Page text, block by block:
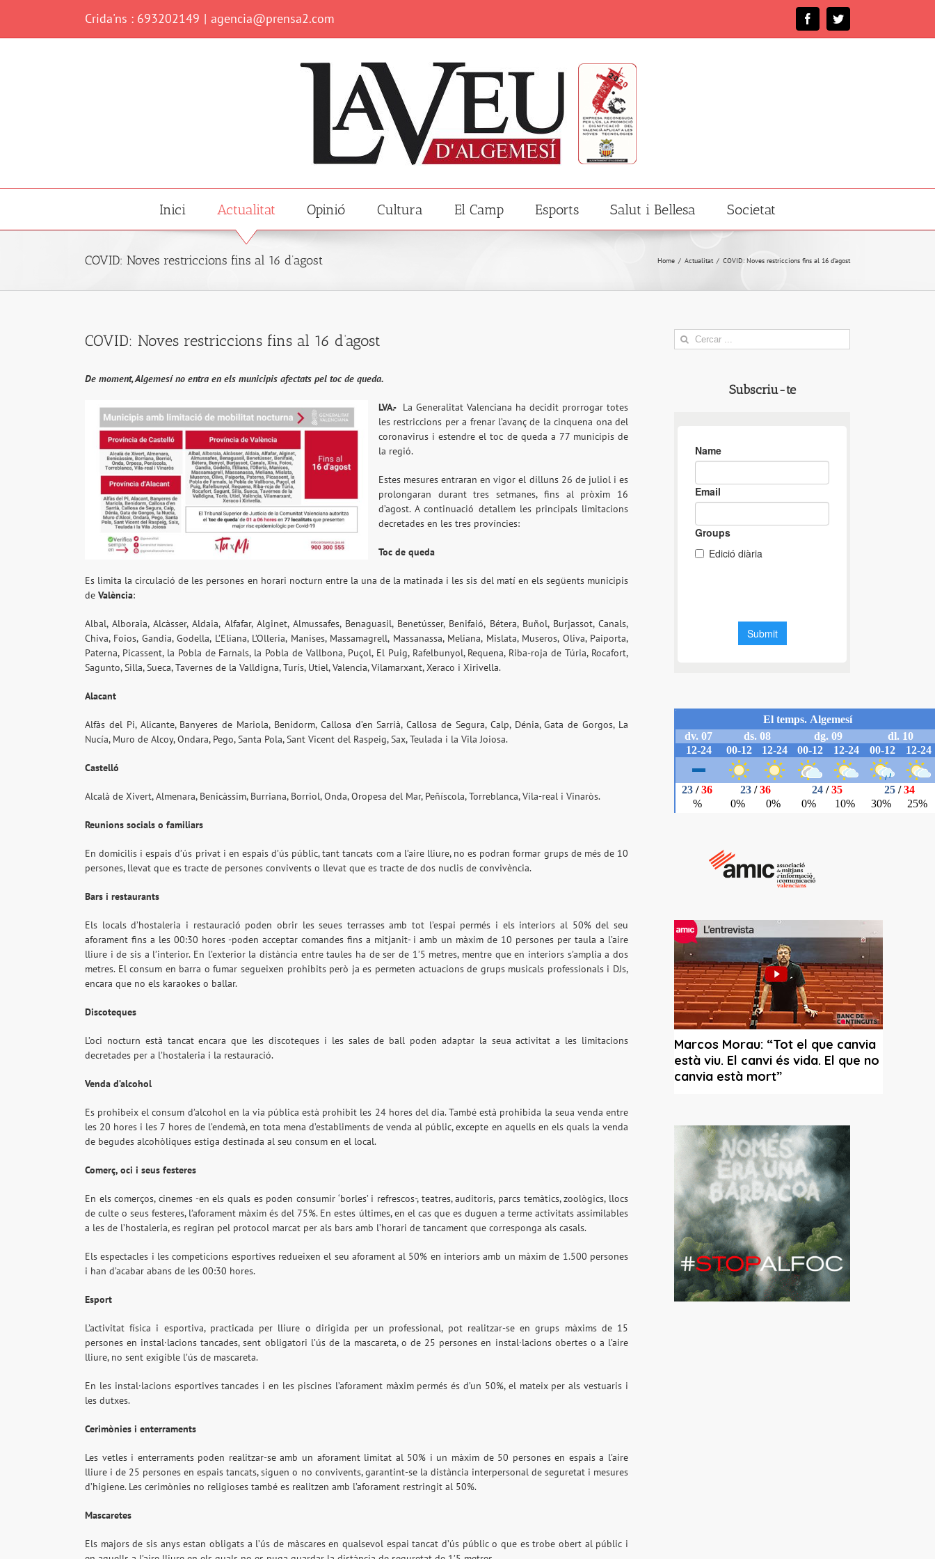
content
Crida'ns : 693202149 | agencia@prensa2.com FacebookTwitter
Inici Actualitat Opinió Cultura El Camp Esports Salut i Bellesa Societat
COVID: Noves restriccions fins al 16 d’agost Home / Actualitat / COVID: Noves restriccions fins al 16 d’agost
COVID: Noves restriccions fins al 16 d’agost
De moment, Algemesí no entra en els municipis afectats pel toc de queda.
LVA.- La Generalitat Valenciana ha decidit prorrogar totes
les restriccions per a frenar l’avanç de la cinquena ona del
coronavirus i estendre el toc de queda a 77 municipis de
la regió.
Estes mesures entraran en vigor el dilluns 26 de juliol i es
prolongaran durant tres setmanes, fins al pròxim 16
d’agost. A continuació detallem les principals limitacions
decretades en les tres províncies:
Toc de queda
Es limita la circulació de les persones en horari nocturn entre la una de la matinada i les sis del matí en els següents municipis
de València:
Albal, Alboraia, Alcàsser, Aldaia, Alfafar, Alginet, Almussafes, Benaguasil, Benetússer, Benifaió, Bétera, Buñol, Burjassot, Canals,
Chiva, Foios, Gandia, Godella, L’Eliana, L’Olleria, Manises, Massamagrell, Massanassa, Meliana, Mislata, Museros, Oliva, Paiporta,
Paterna, Picassent, la Pobla de Farnals, la Pobla de Vallbona, Puçol, El Puig, Rafelbunyol, Requena, Riba-roja de Túria, Rocafort,
Sagunto, Silla, Sueca, Tavernes de la Valldigna, Turís, Utiel, Valencia, Vilamarxant, Xeraco i Xirivella.
Alacant
Alfàs del Pi, Alicante, Banyeres de Mariola, Benidorm, Callosa d’en Sarrià, Callosa de Segura, Calp, Dénia, Gata de Gorgos, La
Nucía, Muro de Alcoy, Ondara, Pego, Santa Pola, Sant Vicent del Raspeig, Sax, Teulada i la Vila Joiosa.
Castelló
Alcalà de Xivert, Almenara, Benicàssim, Burriana, Borriol, Onda, Oropesa del Mar, Peñíscola, Torreblanca, Vila-real i Vinaròs.
Reunions socials o familiars
En domicilis i espais d’ús privat i en espais d’ús públic, tant tancats com a l’aire lliure, no es podran formar grups de més de 10
persones, llevat que es tracte de persones convivents o llevat que es tracte de dos nuclis de convivència.
Bars i restaurants
Els locals d’hostaleria i restauració poden obrir les seues terrasses amb tot l’espai permés i els interiors al 50% del seu
aforament fins a les 00:30 hores -poden acceptar comandes fins a mitjanit- i amb un màxim de 10 persones per taula a l’aire
lliure i de sis a l’interior. En l’exterior la distància entre taules ha de ser de 1’5 metres, mentre que en interiors s’amplia a dos
metres. El consum en barra o fumar segueixen prohibits però ja es permeten actuacions de grups musicals professionals i DJs,
encara que no els karaokes o ballar.
Discoteques
L’oci nocturn està tancat encara que les discoteques i les sales de ball poden adaptar la seua activitat a les limitacions
decretades per a l’hostaleria i la restauració.
Venda d’alcohol
Es prohibeix el consum d’alcohol en la via pública està prohibit les 24 hores del dia. També està prohibida la seua venda entre
les 20 hores i les 7 hores de l’endemà, en tota mena d’establiments de venda al públic, excepte en aquells en els quals la venda
de begudes alcohòliques estiga destinada al seu consum en el local.
Comerç, oci i seus festeres
En els comerços, cinemes -en els quals es poden consumir ‘borles’ i refrescos-, teatres, auditoris, parcs temàtics, zoològics, llocs
de culte o seus festeres, l’aforament màxim és del 75%. En estes últimes, en el cas que es duguen a terme activitats assimilables
a les de l’hostaleria, es regiran pel protocol marcat per als bars amb l’horari de tancament que corresponga als casals.
Els espectacles i les competicions esportives redueixen el seu aforament al 50% en interiors amb un màxim de 1.500 persones
i han d’acabar abans de les 00:30 hores.
Esport
L’activitat física i esportiva, practicada per lliure o dirigida per un professional, pot realitzar-se en grups màxims de 15
persones en instal·lacions tancades, sent obligatori l’ús de la mascareta, o de 25 persones en instal·lacions obertes o a l’aire
lliure, no sent exigible l’ús de mascareta.
En les instal·lacions esportives tancades i en les piscines l’aforament màxim permés és d’un 50%, el mateix per als vestuaris i
les dutxes.
Cerimònies i enterraments
Les vetles i enterraments poden realitzar-se amb un aforament limitat al 50% i un màxim de 50 persones en espais a l’aire
lliure i de 25 persones en espais tancats, siguen o no convivents, garantint-se la distància interpersonal de seguretat i mesures
d’higiene. Les cerimònies no religioses també es realitzen amb l’aforament restringit al 50%.
Mascaretes
Els majors de sis anys estan obligats a l’ús de màscares en qualsevol espai tancat d’ús públic o que es trobe obert al públic i
Search
for:
Subscriu-te